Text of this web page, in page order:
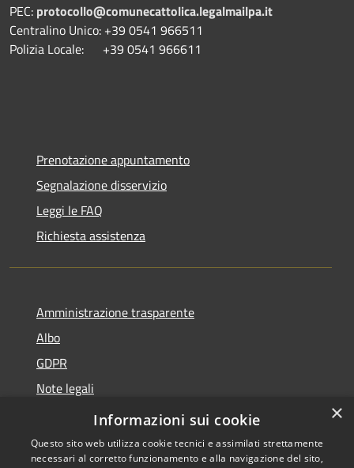
PEC: protocollo@comunecattolica.legalmailpa.it
Centralino Unico: +39 0541 966511
Polizia Locale: +39 0541 966611
Prenotazione appuntamento
Segnalazione disservizio
Leggi le FAQ
Richiesta assistenza
Amministrazione trasparente
Albo
GDPR
Note legali
Dichiarazione di accessibilità
×
Informazioni sui cookie
Questo sito web utilizza cookie tecnici e assimilati strettamente
necessari al corretto funzionamento e alla navigazione del sito,